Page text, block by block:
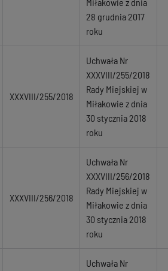
28 grudnia 2017
roku
XXXVIII/255/2018
Uchwała Nr
XXXVIII/255/2018
Rady Miejskiej w
Miłakowie z dnia
30 stycznia 2018
roku
XXXVIII/256/2018
Uchwała Nr
XXXVIII/256/2018
Rady Miejskiej w
Miłakowie z dnia
30 stycznia 2018
roku
Uchwała Nr